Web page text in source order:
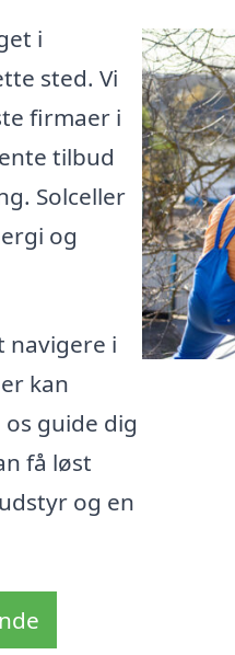
i
sted. Vi
firmaer i
tilbud
Solceller
og
navigere i
kan
guide dig
få løst
og en